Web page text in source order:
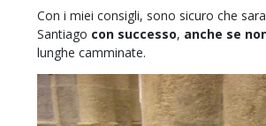
Con i miei consigli, sono sicuro che
Santiago con successo, anche se
lunghe camminate.